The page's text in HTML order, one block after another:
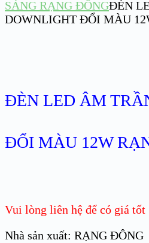
SÁNG RẠNG ĐÔNGĐÈN
DOWNLIGHT ĐỔI MÀU
ĐÈN LED ÂM
ĐỔI MÀU 12W
Vui lòng liên hệ để có giá tốt
Nhà sản xuất: RẠNG ĐÔNG